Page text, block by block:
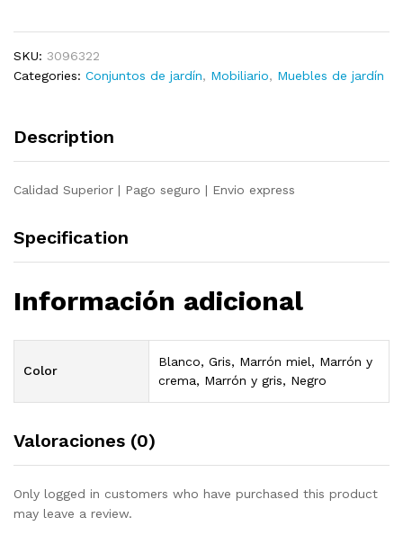
pzas
y
pino
SKU: 3096322
Categories: Conjuntos de jardín, Mobiliario, Muebles de jardín
Description
Calidad Superior | Pago seguro | Envio express
Specification
Información adicional
Color
Blanco, Gris, Marrón miel, Marrón y
crema, Marrón y gris, Negro
Valoraciones (0)
Only logged in customers who have purchased this product
may leave a review.